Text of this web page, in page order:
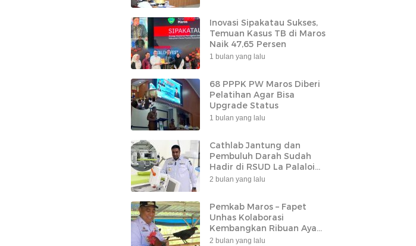
Inovasi Sipakatau Sukses,
Temuan Kasus TB di Maros
Naik 47,65 Persen
1 bulan yang lalu
68 PPPK PW Maros Diberi
Pelatihan Agar Bisa
Upgrade Status
1 bulan yang lalu
Cathlab Jantung dan
Pembuluh Darah Sudah
Hadir di RSUD La Palaloi
Maros
2 bulan yang lalu
Pemkab Maros – Fapet
Unhas Kolaborasi
Kembangkan Ribuan Ayam
Alope di Tompobulu
2 bulan yang lalu